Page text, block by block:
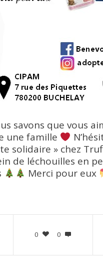
savons que vous
une famille
solidaire » chez
de léchouilles en
Merci pour eux
0 0